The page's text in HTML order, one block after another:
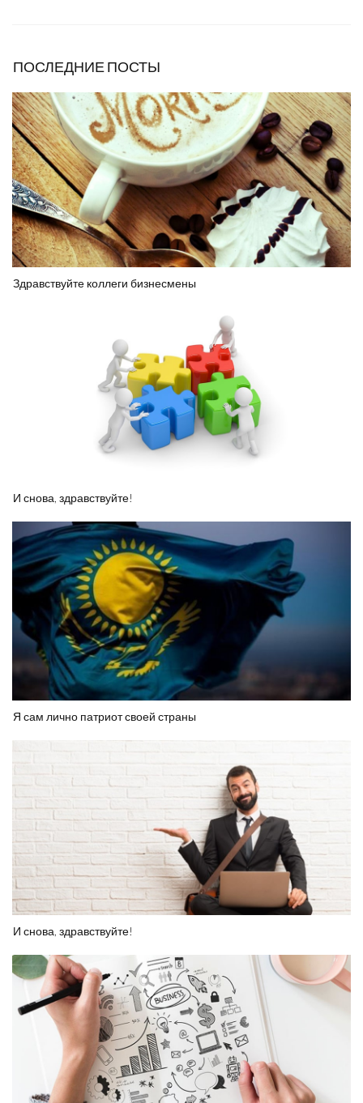
ПОСЛЕДНИЕ ПОСТЫ
Здравствуйте коллеги бизнесмены
И снова, здравствуйте!
Я сам лично патриот своей страны
И снова, здравствуйте!